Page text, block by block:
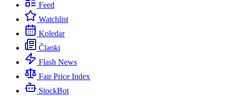
Feed
Watchlist
Koledar
Članki
Flash News
Fair Price Index
StockBot